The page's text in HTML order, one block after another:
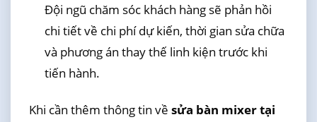
Đội ngũ chăm sóc khách hàng sẽ phản hồi
chi tiết về chi phí dự kiến, thời gian sửa chữa
và phương án thay thế linh kiện trước khi
tiến hành.
Khi cần thêm thông tin về sửa bàn mixer tại